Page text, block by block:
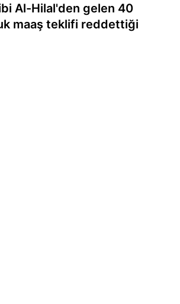
Al-Hilal'den gelen 40
maaş teklifi reddettiği